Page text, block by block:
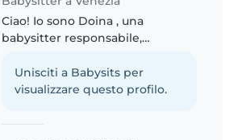
Ciao! Io sono Doina , una
babysitter responsabile,
un anno di esperienza
nell'assistenza a bambini in età
Unisciti a Babysits per
visualizzare questo profilo.